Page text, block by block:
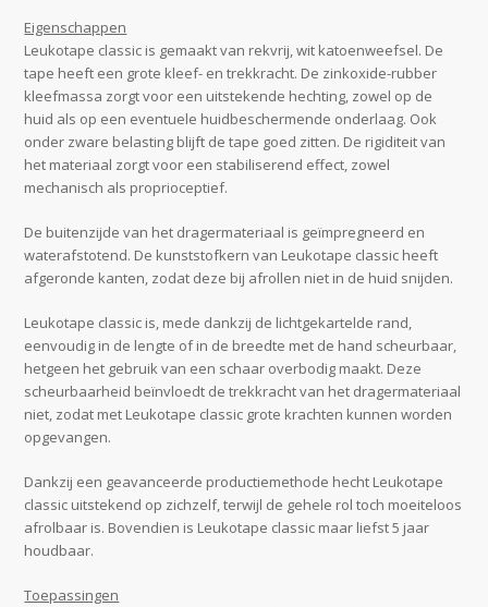
Eigenschappen
Leukotape classic is gemaakt van rekvrij, wit katoenweefsel. De
tape heeft een grote kleef- en trekkracht. De zinkoxide-rubber
kleefmassa zorgt voor een uitstekende hechting, zowel op de
huid als op een eventuele huidbeschermende onderlaag. Ook
onder zware belasting blijft de tape goed zitten. De rigiditeit van
het materiaal zorgt voor een stabiliserend effect, zowel
mechanisch als proprioceptief.
De buitenzijde van het dragermateriaal is geïmpregneerd en
waterafstotend. De kunststofkern van Leukotape classic heeft
afgeronde kanten, zodat deze bij afrollen niet in de huid snijden.
Leukotape classic is, mede dankzij de lichtgekartelde rand,
eenvoudig in de lengte of in de breedte met de hand scheurbaar,
hetgeen het gebruik van een schaar overbodig maakt. Deze
scheurbaarheid beïnvloedt de trekkracht van het dragermateriaal
niet, zodat met Leukotape classic grote krachten kunnen worden
opgevangen.
Dankzij een geavanceerde productiemethode hecht Leukotape
classic uitstekend op zichzelf, terwijl de gehele rol toch moeiteloos
afrolbaar is. Bovendien is Leukotape classic maar liefst 5 jaar
houdbaar.
Toepassingen